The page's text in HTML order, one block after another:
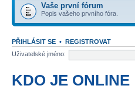
Vaše první fórum
Popis vašeho prvního fóra.
PŘIHLÁSIT SE • REGISTROVAT
Uživatelské jméno:
KDO JE ONLINE